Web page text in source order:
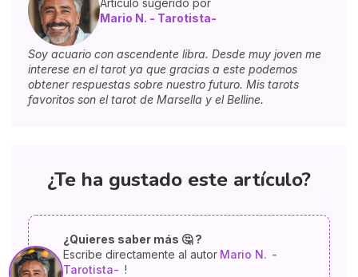
Artículo sugerido por
Mario N. - Tarotista-
Soy acuario con ascendente libra. Desde muy joven me
interese en el tarot ya que gracias a este podemos
obtener respuestas sobre nuestro futuro. Mis tarots
favoritos son el tarot de Marsella y el Belline.
¿Te ha gustado este artículo?
¿Quieres saber más 🤔 ?
Escribe directamente al autor Mario N. -
Tarotista- !